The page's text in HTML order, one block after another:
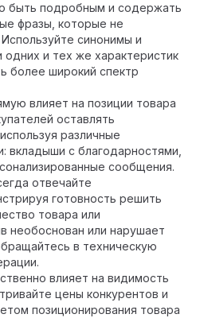
быть подробным и содержать
фразы, которые не
синонимы и
и тех же характеристик
более широкий спектр
влияет на позиции товара
оставлять
различные
вкладыши с благодарностями,
сообщения.
отвечайте
готовность решить
товара или
необоснован или нарушает
в техническую
влияет на видимость
цены конкурентов и
позиционирования товара